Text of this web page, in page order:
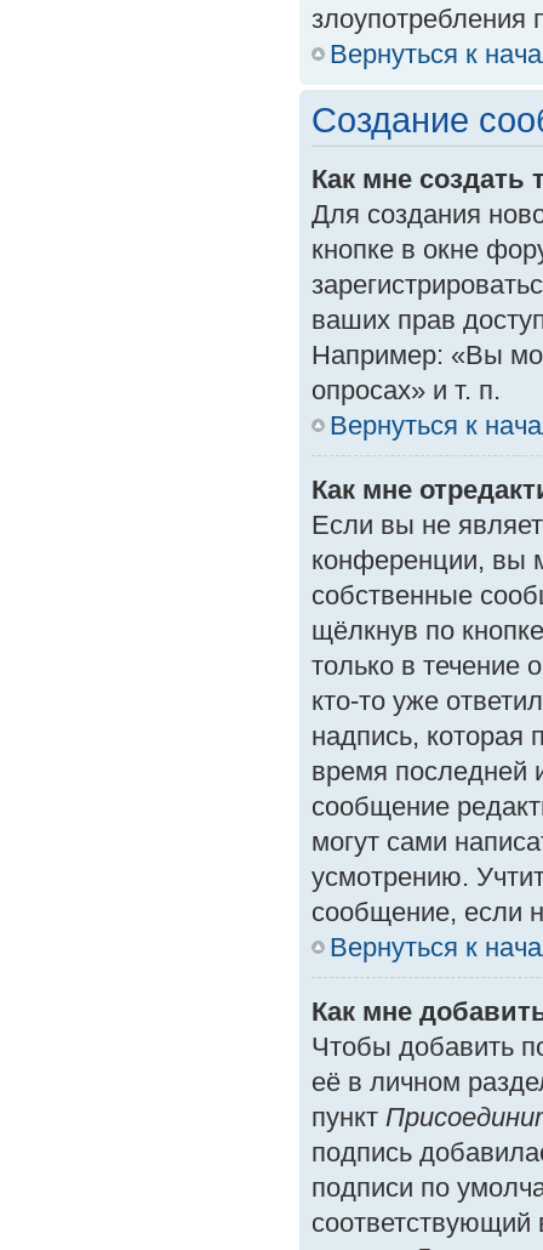
злоупотребления
Вернуться к
Создание
Как мне создать
Для создания
кнопке в окне
ваших прав
Например: «Вы
опросах» и т. п.
Вернуться к
Как мне
Если вы не
конференции, вы
собственные
щёлкнув по
только в течение
кто-то уже
надпись, которая
время последней
сообщение
могут сами
усмотрению.
сообщение, если
Вернуться к
Как мне
Чтобы добавить
её в личном
пункт
подпись
подписи по